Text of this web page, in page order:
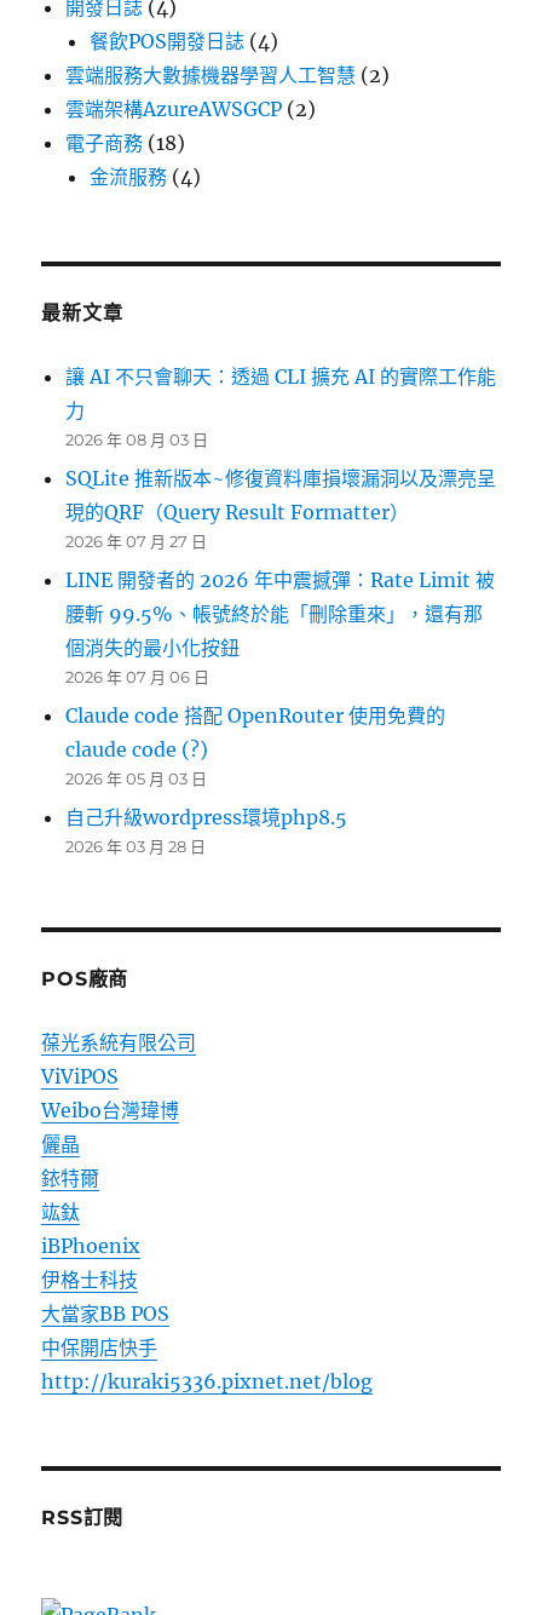
開發日誌 (4)
餐飲POS開發日誌 (4)
雲端服務大數據機器學習人工智慧 (2)
雲端架構AzureAWSGCP (2)
電子商務 (18)
金流服務 (4)
最新文章
讓 AI 不只會聊天：透過 CLI 擴充 AI 的實際工作能
力
2026 年 08 月 03 日
SQLite 推新版本~修復資料庫損壞漏洞以及漂亮呈
現的QRF（Query Result Formatter）
2026 年 07 月 27 日
LINE 開發者的 2026 年中震撼彈：Rate Limit 被
腰斬 99.5%、帳號終於能「刪除重來」，還有那
個消失的最小化按鈕
2026 年 07 月 06 日
Claude code 搭配 OpenRouter 使用免費的
claude code (?)
2026 年 05 月 03 日
自己升級wordpress環境php8.5
2026 年 03 月 28 日
POS廠商
葆光系統有限公司
ViViPOS
Weibo台灣瑋博
儷晶
銥特爾
竑鈦
iBPhoenix
伊格士科技
大當家BB POS
中保開店快手
http://kuraki5336.pixnet.net/blog
RSS訂閱